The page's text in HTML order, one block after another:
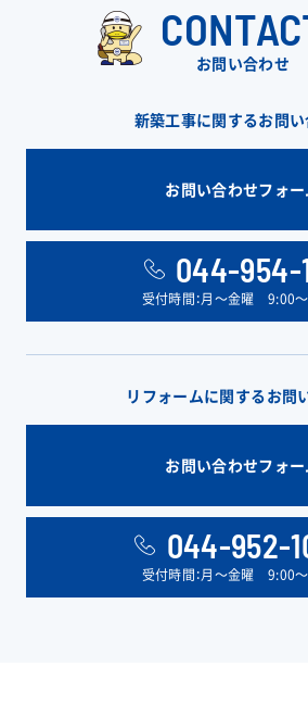
お問い合わせ
新築工事に関するお問
お問い合わせフォー
044-954-
受付時間：月〜金曜 9:00
リフォームに関するお問
お問い合わせフォー
044-952-
受付時間：月〜金曜 9:00